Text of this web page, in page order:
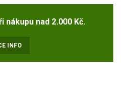
nákupu nad 2.000 Kč.
INFO